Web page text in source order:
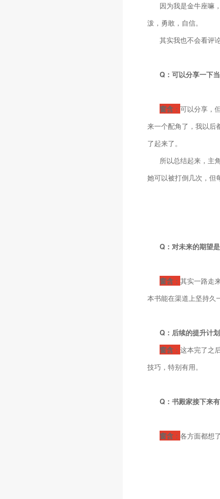
因为我是金牛座嘛
泼，勇敢，自信。
其实我也不会看评
Q：可以分享一下
窗含 ： 可以分享，
来一个配角了，我以后
了起来了。
所以总结起来，主
她可以被打倒几次，但
Q：对未来的期望
窗含 ： 其实一路走
本书能在渠道上坚持久
Q：后续的提升计
窗含 ： 这本完了之
技巧，特别有用。
Q：书殿家接下来
窗含 ： 各方面都想